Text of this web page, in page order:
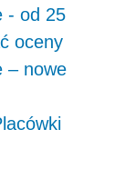
- od 25
oceny
– nowe